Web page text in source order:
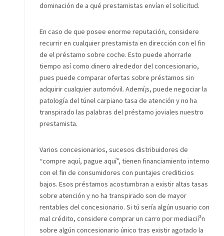
dominación de a qué prestamistas envían el solicitud.
En caso de que posee enorme reputación, considere
recurrir en cualquier prestamista en dirección con el fin
de el préstamo sobre coche. Esto puede ahorrarle
tiempo así­ como dinero alrededor del concesionario,
pues puede comparar ofertas sobre préstamos sin
adquirir cualquier automóvil. Ademí¡s, puede negociar la
patologí­a del túnel carpiano tasa de atención y no ha
transpirado las palabras del préstamo joviales nuestro
prestamista.
Varios concesionarios, sucesos distribuidores de
“compre aquí, pague aquí”, tienen financiamiento interno
con el fin de consumidores con puntajes crediticios
bajos. Esos préstamos acostumbran a existir altas tasas
sobre atención y no ha transpirado son de mayor
rentables del concesionario. Si tú serí­a algún usuario con
mal crédito, considere comprar un carro por mediacií³n
sobre algún concesionario único tras existir agotado la